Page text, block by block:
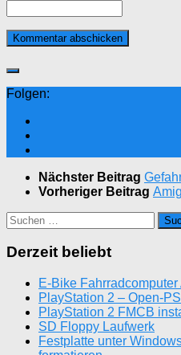
Folgen:
Nächster Beitrag
Vorheriger Beitrag
Suchen
nach:
Derzeit beliebt
E-Bike
PlayStation 2 – Open-
PlayStation 2 FMCB
SD Floppy Laufwerk
Festplatte unter